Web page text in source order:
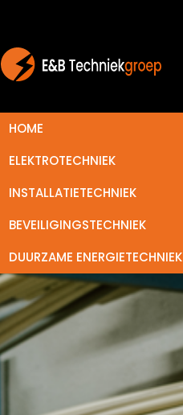
HOME
ELEKTROTECHNIEK
INSTALLATIETECHNIEK
BEVEILIGINGSTECHNIEK
DUURZAME ENERGIETECHNIEK